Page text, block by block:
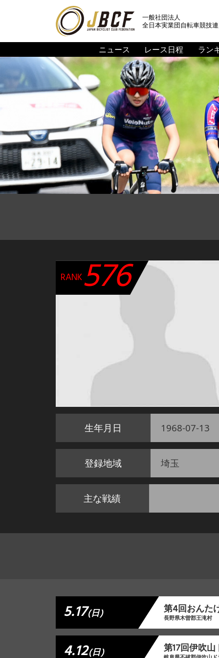
一般社団法人
全日本実業団自転車競技
ニュース レース日程 ラン
RANK576
生年月日 1968-07-13
登録地域 埼玉
主な戦績
5.17(日) 第4回おんた
長野県木曽郡王滝村
4.12(日) 第17回伊吹